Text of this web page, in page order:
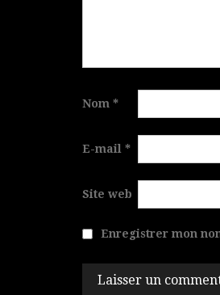
Nom *
E-mail *
Site web
Enregistrer mon